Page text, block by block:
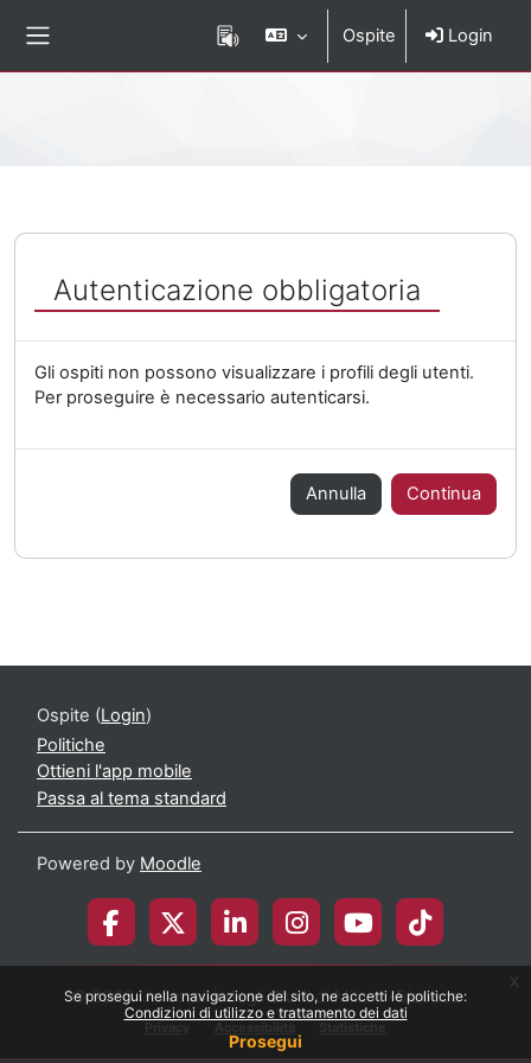
Se prosegui nella navigazione del sito, ne accetti le politiche:
Condizioni di utilizzo e trattamento dei dati
Prosegui
x
Ospite Login
Autenticazione obbligatoria
Gli ospiti non possono visualizzare i profili degli utenti.
Per proseguire è necessario autenticarsi.
Annulla Continua
Ospite (Login)
Politiche
Ottieni l'app mobile
Passa al tema standard
Powered by Moodle
© 2026 Università degli Studi di Milano-Bicocca